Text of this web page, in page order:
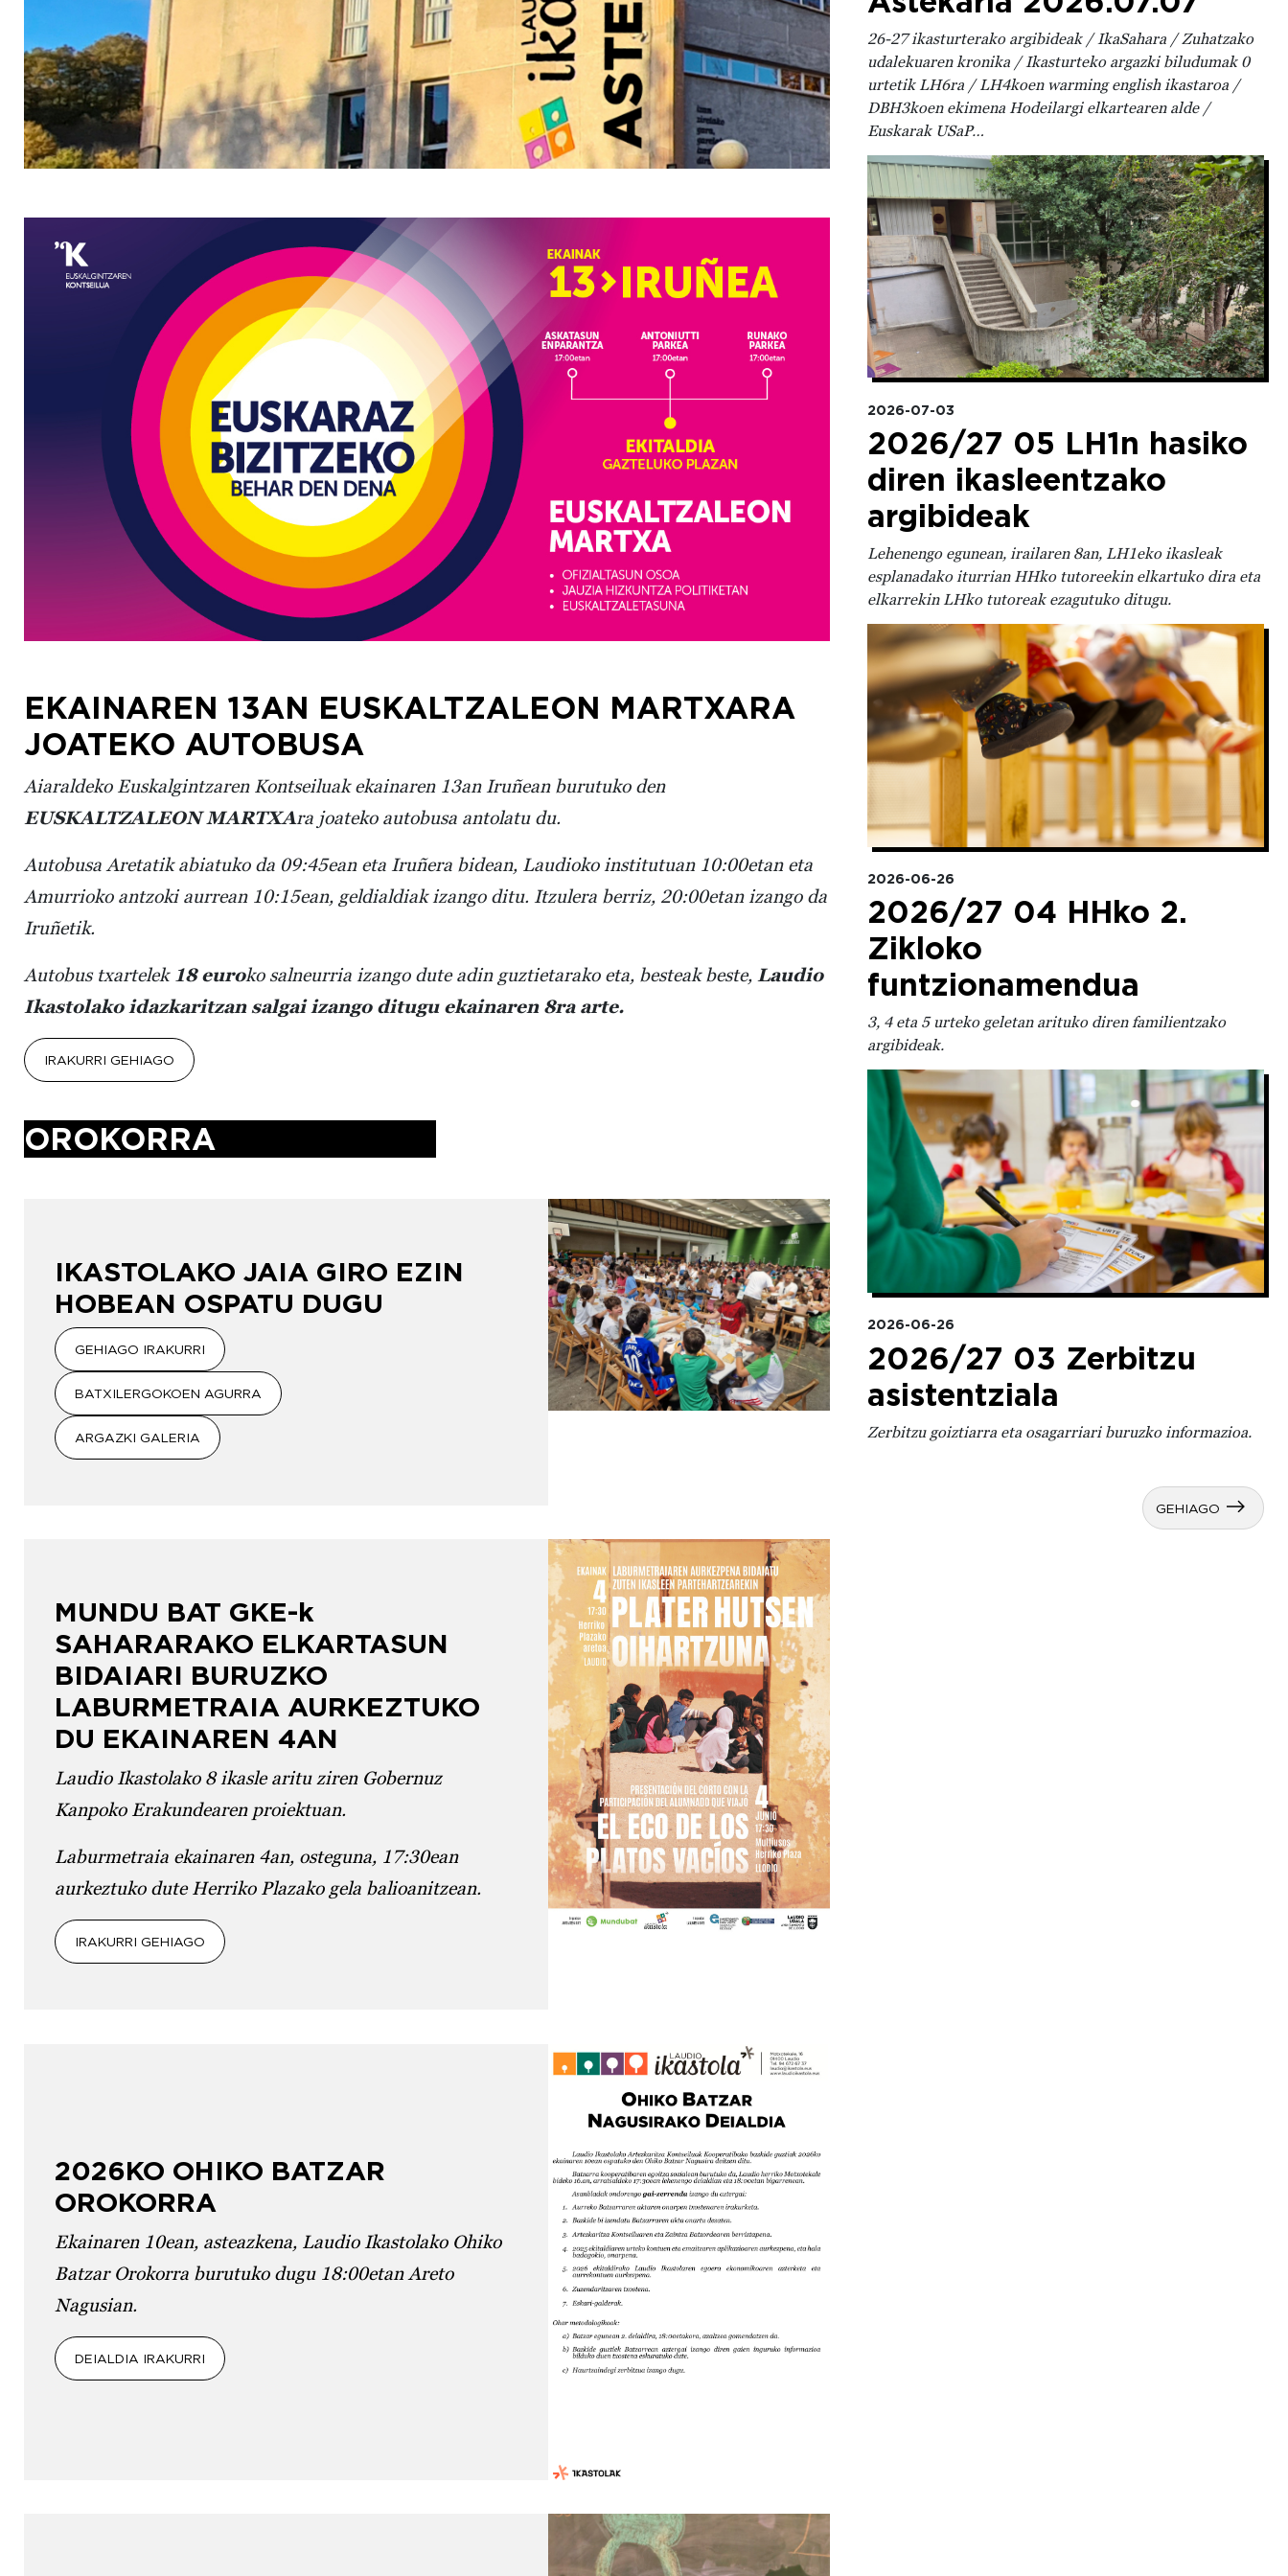
Irudia
EKAINAREN 13AN EUSKALTZALEON MARTXARA
JOATEKO AUTOBUSA
Aiaraldeko Euskalgintzaren Kontseiluak ekainaren 13an Iruñean burutuko den
EUSKALTZALEON MARTXAra joateko autobusa antolatu du.
Autobusa Aretatik abiatuko da 09:45ean eta Iruñera bidean, Laudioko institutuan 10:00etan eta
Amurrioko antzoki aurrean 10:15ean, geldialdiak izango ditu. Itzulera berriz, 20:00etan izango da
Iruñetik.
Autobus txartelek 18 euroko salneurria izango dute adin guztietarako eta, besteak beste,Laudio
Ikastolako idazkaritzan salgai izango ditugu ekainaren 8ra arte.
IRAKURRI GEHIAGO
OROKORRA
IKASTOLAKO JAIA GIRO EZIN
HOBEAN OSPATU DUGU
GEHIAGO IRAKURRI
BATXILERGOKOEN AGURRA
ARGAZKI GALERIA
MUNDU BAT GKE-k
SAHARARAKO ELKARTASUN
BIDAIARI BURUZKO
LABURMETRAIA AURKEZTUKO
DU EKAINAREN 4AN
Laudio Ikastolako 8 ikasle aritu ziren Gobernuz
Kanpoko Erakundearen proiektuan.
Laburmetraia ekainaren 4an, osteguna, 17:30ean
aurkeztuko dute Herriko Plazako gela balioanitzean.
IRAKURRI GEHIAGO
2026KO OHIKO BATZAR
OROKORRA
Ekainaren 10ean, asteazkena, Laudio Ikastolako Ohiko
Batzar Orokorra burutuko dugu 18:00etan Areto
Nagusian.
DEIALDIA IRAKURRI
26-27 ikasturterako argibideak / IkaSahara / Zuhatzako
udalekuaren kronika / Ikasturteko argazki biludumak 0
urtetik LH6ra / LH4koen warming english ikastaroa /
DBH3koen ekimena Hodeilargi elkartearen alde /
Euskarak USaP…
Irudia
2026-07-03
2026/27 05 LH1n hasiko
diren ikasleentzako
argibideak
Lehenengo egunean, irailaren 8an, LH1eko ikasleak
esplanadako iturrian HHko tutoreekin elkartuko dira eta
elkarrekin LHko tutoreak ezagutuko ditugu.
Irudia
2026-06-26
2026/27 04 HHko 2.
Zikloko
funtzionamendua
3, 4 eta 5 urteko geletan arituko diren familientzako
argibideak.
Irudia
2026-06-26
2026/27 03 Zerbitzu
asistentziala
Zerbitzu goiztiarra eta osagarriari buruzko informazioa.
GEHIAGO